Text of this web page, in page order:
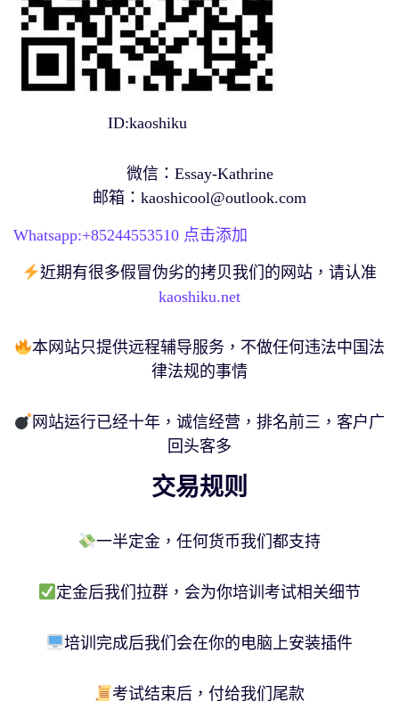
ID:kaoshiku
微信：Essay-Kathrine
邮箱： kaoshicool@outlook.com
Whatsapp:+85244553510 点击添加
近期有很多假冒伪劣的拷贝我们的网站，请认准
kaoshiku.net
本网站只提供远程辅导服务，不做任何违法中国法
律法规的事情
网站运行已经十年，诚信经营，排名前三，客户广
回头客多
交易规则
一半定金，任何货币我们都支持
定金后我们拉群，会为你培训考试相关细节
培训完成后我们会在你的电脑上安装插件
考试结束后，付给我们尾款